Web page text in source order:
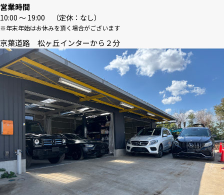
営業時間
10:00 〜 19:00 （定休：なし）
※年末年始はお休みを頂く場合がございます
京葉道路 松ヶ丘インターから２分